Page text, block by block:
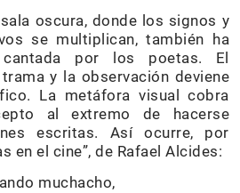
oscura, donde los signos y
se multiplican, también ha
por los poetas. El
y la observación deviene
La metáfora visual cobra
al extremo de hacerse
escritas. Así ocurre, por
en el cine”, de Rafael Alcides:
muchacho,